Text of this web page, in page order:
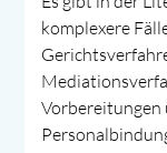
komplexere